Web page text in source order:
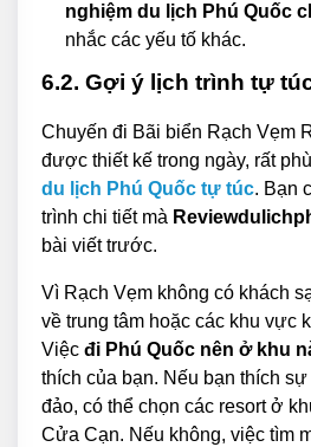
nghiệm du lịch Phú Quốc
nhắc các yếu tố khác.
6.2. Gợi ý lịch trình tự
Chuyến đi Bãi biển Rạch Vẹm
được thiết kế trong ngày, rất
du lịch Phú Quốc tự túc. Bạn
trình chi tiết mà
bài viết trước.
Vì Rạch Vẹm không có khách
về trung tâm hoặc các khu vực
Việc đi Phú Quốc nên ở khu
thích của bạn. Nếu bạn thích
đảo, có thể chọn các resort ở
Cửa Cạn. Nếu không, việc tìm